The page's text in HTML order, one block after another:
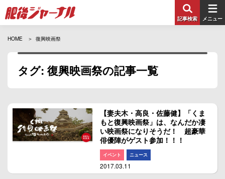
記事検索 メニュー
HOME 復興映画祭
タグ: 復興映画祭の記事一覧
【妻夫木・高良・佐藤健】「くま
もと復興映画祭」は、なんだか凄
い映画祭になりそうだ！ 超豪華
俳優陣がゲスト参加！！！
イベント ニュース
2017.03.11